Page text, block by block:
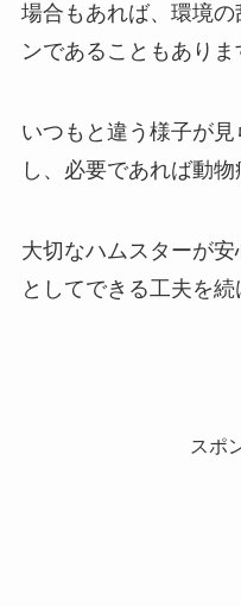
場合もあれば、環境
ンであることもありま
いつもと違う様子が
し、必要であれば動物
大切なハムスターが
としてできる工夫を続
スポ